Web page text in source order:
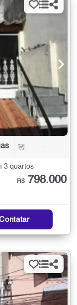
-
3 quartos
R$ 798.000